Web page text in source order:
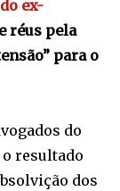
ex-
réus pela
para o
do
resultado
dos